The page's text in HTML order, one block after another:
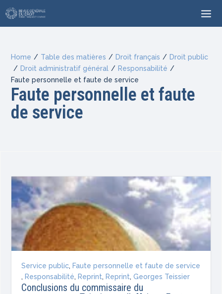
Home / Table des matières / Droit français / Droit public
/ Droit administratif général / Responsabilité /
Faute personnelle et faute de service
Faute personnelle et faute
de service
Service public, Faute personnelle et faute de service
, Responsabilité, Reprint, Reprint,Georges Teissier
Conclusions du commissaire du